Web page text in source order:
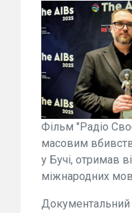
Фільм "Радіо
масовим
у Бучі, отримав
міжнародних
Документальний